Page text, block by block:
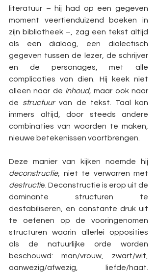
literatuur – hij had op een gegeven
moment veertienduizend boeken in
zijn bibliotheek –, zag een tekst altijd
als een dialoog, een dialectisch
gegeven tussen de lezer, de schrijver
en de personages, met alle
complicaties van dien. Hij keek niet
alleen naar de inhoud, maar ook naar
de structuur van de tekst. Taal kan
immers altijd, door steeds andere
combinaties van woorden te maken,
nieuwe betekenissen voortbrengen.
deconstructie
destructie. Deconstructie is erop uit de
dominante structuren te
destabiliseren, en constante druk uit
te oefenen op de vooringenomen
structuren waarin allerlei opposities
als de natuurlijke orde worden
beschouwd: man/vrouw, zwart/wit,
aanwezig/afwezig, liefde/haat.